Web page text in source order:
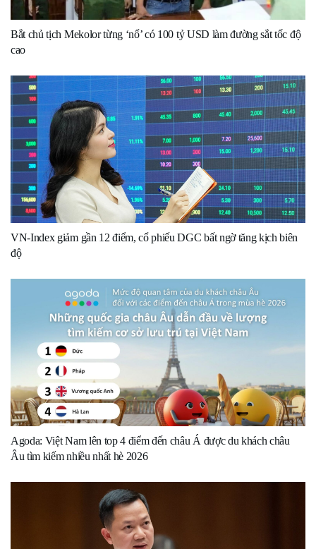
Bắt chủ tịch Mekolor từng ‘nổ’ có 100 tỷ USD làm đường sắt tốc độ
cao
VN-Index giảm gần 12 điểm, cổ phiếu DGC bất ngờ tăng kịch biên
độ
Agoda: Việt Nam lên top 4 điểm đến châu Á được du khách châu
Âu tìm kiếm nhiều nhất hè 2026